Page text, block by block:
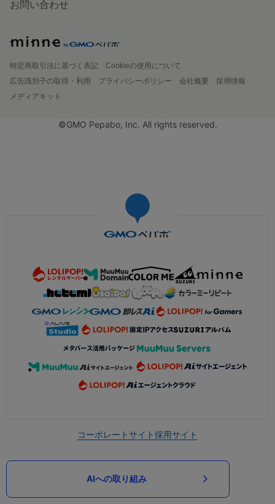
お問い合わせ
特定商取引法に基づく表記
Cookieの使用について
広告識別子の取得・利用
プライバシーポリシー 会社概要
採用情報
メディアキット
©GMO Pepabo, Inc. All rights reserved.
コーポレートサイト採用サイト
AIへの取り組み